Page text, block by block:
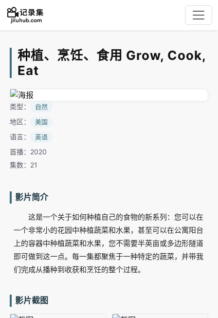
种植、烹饪、食用 Grow, Cook,
Eat
类型： 自然
地区： 美国
语言： 英语
首播：2020
集数：21
影片简介
这是一个关于如何种植自己的食物的新系列：您可以在
一个非常小的花园中种植蔬菜和水果，甚至可以在公寓阳台
上的容器中种植蔬菜和水果，您不需要半英亩或多边形隧道
即可做到这一点。每一集都聚焦于一种特定的蔬菜，并带我
们完成从播种到收获和烹饪的整个过程。
影片截图